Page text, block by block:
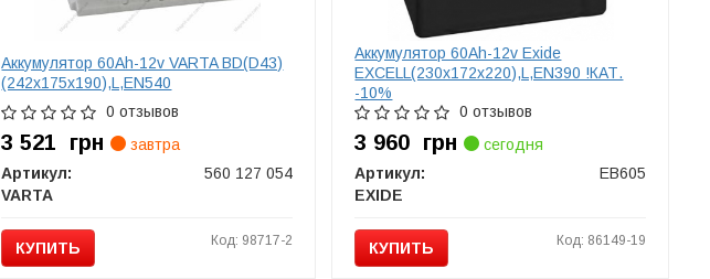
Аккумулятор 60Ah-12v VARTA BD(D43)
(242х175х190),L,EN540
0 отзывов
3 521 грн
завтра
Артикул:
560 127 054
VARTA
КУПИТЬ Код: 98717-2
Аккумулятор 60Ah-12v Exide
EXCELL(230х172х220),L,EN390 !КАТ.
-10%
0 отзывов
3 960 грн
сегодня
Артикул:
EB605
EXIDE
КУПИТЬ Код: 86149-19